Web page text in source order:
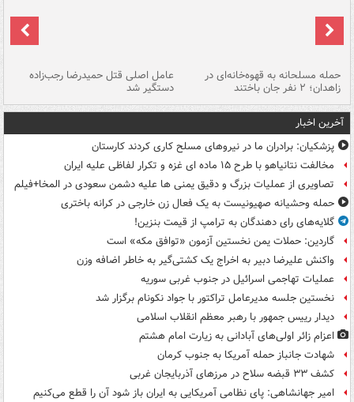
حمله مسلحانه به قهوه‌خانه‌ای در
زاهدان؛ ۲ نفر جان باختند
عامل اصلی قتل حمیدرضا رجب‌زاده
دستگیر شد
آخرین اخبار
پزشکیان: برادران ما در نیروهای مسلح کاری کردند کارستان
مخالفت نتانیاهو با طرح ۱۵ ماده ای غزه و تکرار لفاظی علیه ایران
تصاویری از عملیات بزرگ و دقیق یمنی ها علیه دشمن سعودی در المخا+فیلم
حمله وحشیانه صهیونیست به یک فعال زن خارجی در کرانه باختری
گلایه‌های رای دهندگان به ترامپ از قیمت بنزین!
گاردین: حملات یمن نخستین آزمون «توافق مکه» است
واکنش علیرضا دبیر به اخراج یک کشتی‌گیر به خاطر اضافه وزن
عملیات تهاجمی اسرائیل در جنوب غربی سوریه
نخستین جلسه مدیرعامل تراکتور با جواد نکونام برگزار شد
دیدار رییس جمهور با رهبر معظم انقلاب اسلامی
اعزام زائر اولی‌های آبادانی به زیارت امام هشتم
شهادت جانباز حمله آمریکا به جنوب کرمان
کشف ۳۳ قبضه سلاح در مرزهای آذربایجان غربی
امیر جهانشاهی: پای نظامی آمریکایی به ایران باز شود آن را قطع می‌کنیم